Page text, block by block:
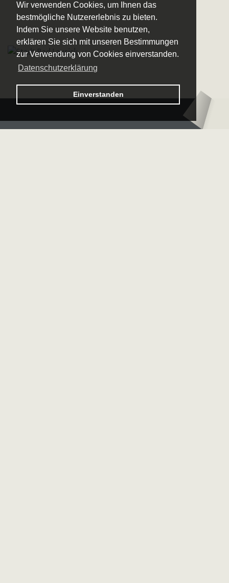
Wir verwenden Cookies, um Ihnen das
bestmögliche Nutzererlebnis zu bieten.
Indem Sie unsere Website benutzen,
erklären Sie sich mit unseren Bestimmungen
zur Verwendung von Cookies einverstanden.
Datenschutzerklärung
Einverstanden
Logo – Sächsische Bläserphilharmonie
Logo – Deutsche